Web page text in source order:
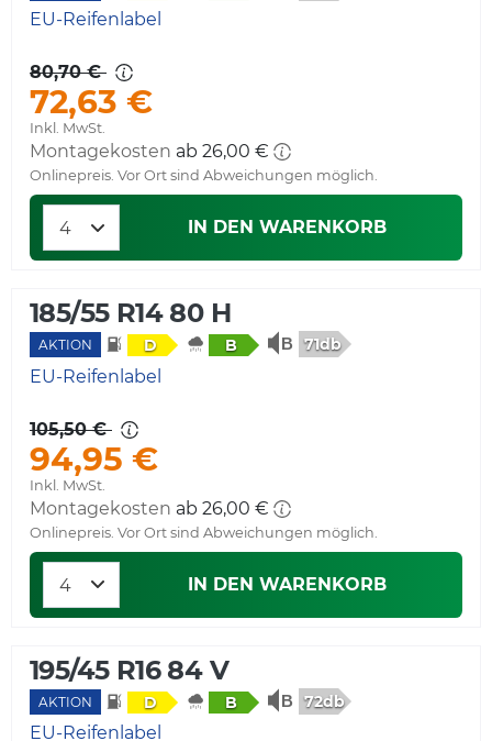
EU-Reifenlabel
80,70 €
72,63 €
Inkl. MwSt.
Montagekosten ab 26,00 €
Onlinepreis. Vor Ort sind Abweichungen möglich.
IN DEN WARENKORB
185/55 R14 80 H
AKTION D B 71db
EU-Reifenlabel
105,50 €
94,95 €
Inkl. MwSt.
Montagekosten ab 26,00 €
Onlinepreis. Vor Ort sind Abweichungen möglich.
IN DEN WARENKORB
195/45 R16 84 V
AKTION D B 72db
EU-Reifenlabel